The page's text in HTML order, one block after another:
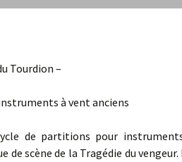
Tourdion –
à vent anciens
de partitions pour
de scène de la Tragédie du